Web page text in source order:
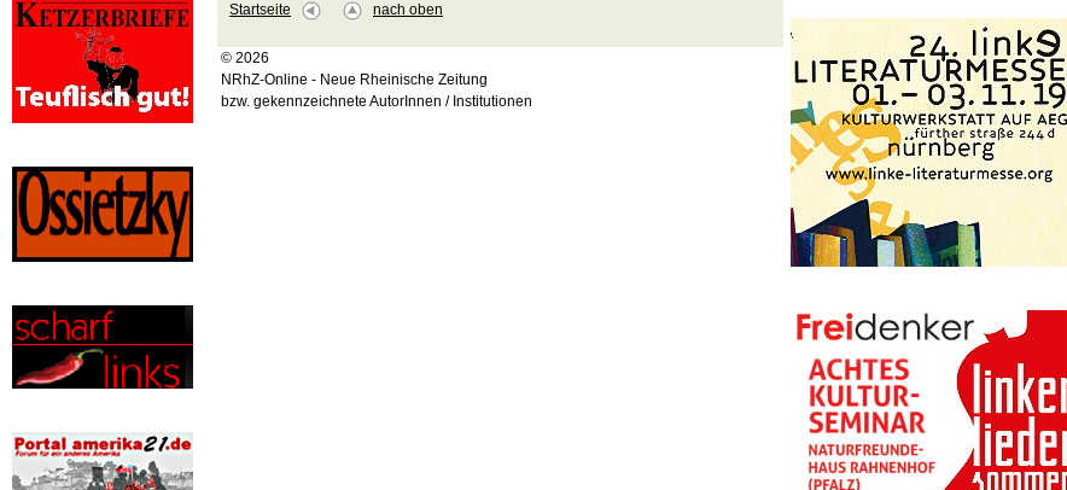
Startseite nach oben
© 2026
NRhZ-Online - Neue Rheinische Zeitung
bzw. gekennzeichnete AutorInnen / Institutionen